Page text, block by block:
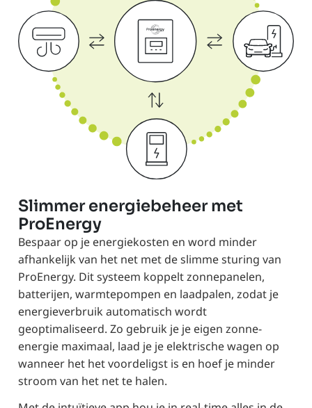
Slimmer energiebeheer met
ProEnergy
Bespaar op je energiekosten en word minder
afhankelijk van het net met de slimme sturing van
ProEnergy. Dit systeem koppelt zonnepanelen,
batterijen, warmtepompen en laadpalen, zodat je
energieverbruik automatisch wordt
geoptimaliseerd. Zo gebruik je je eigen zonne-
energie maximaal, laad je je elektrische wagen op
wanneer het het voordeligst is en hoef je minder
stroom van het net te halen.